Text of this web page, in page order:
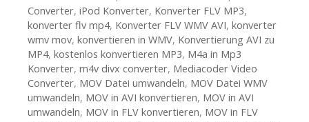
Converter, iPod Konverter, Konverter FLV MP3,
konverter flv mp4, Konverter FLV WMV AVI, konverter
wmv mov, konvertieren in WMV, Konvertierung AVI zu
MP4, kostenlos konvertieren MP3, M4a in Mp3
Konverter, m4v divx converter, Mediacoder Video
Converter, MOV Datei umwandeln, MOV Datei WMV
umwandeln, MOV in AVI konvertieren, MOV in AVI
umwandeln, MOV in FLV konvertieren, MOV in FLV